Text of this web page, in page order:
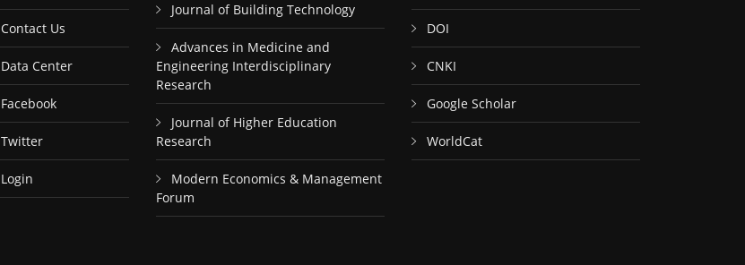
Contact Us
Data Center
Facebook
Twitter
Login
Journal of Building Technology
Advances in Medicine and
Engineering Interdisciplinary
Research
Journal of Higher Education
Research
Modern Economics & Management
Forum
DOI
CNKI
Google Scholar
WorldCat